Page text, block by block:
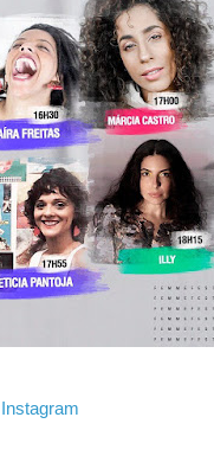
Instagram